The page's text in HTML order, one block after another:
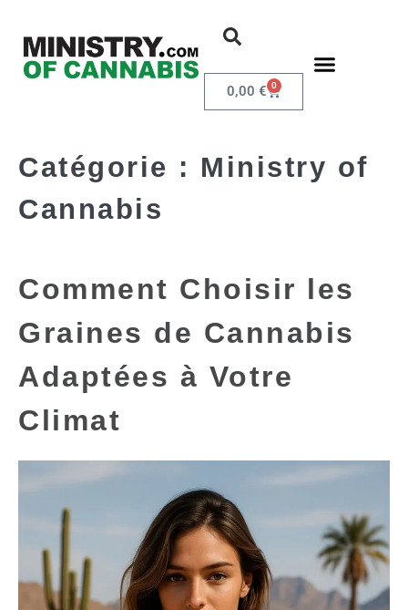
0,00 € 0
Catégorie : Ministry of
Cannabis
Comment Choisir les
Graines de Cannabis
Adaptées à Votre
Climat